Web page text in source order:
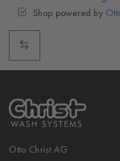
Shop powered by
Otto Christ AG